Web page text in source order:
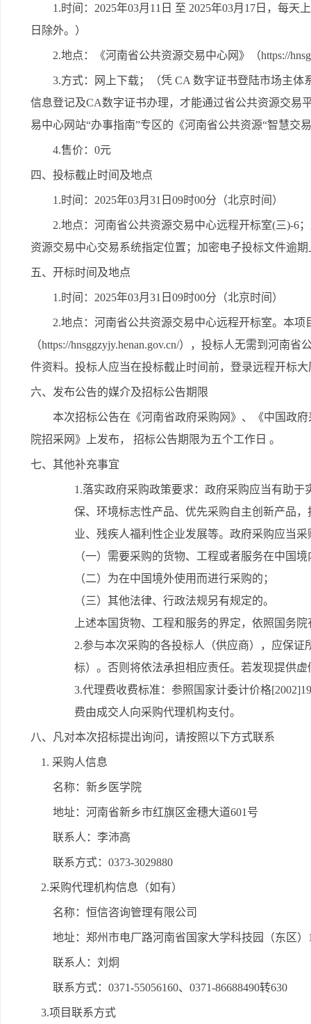
1.时间：2025年03月11日 至 2025年03月17日，每天
日除外。）
2.地点：《河南省公共资源交易中心网》（https://
3.方式：网上下载；（凭 CA 数字证书登陆市场主
信息登记及CA数字证书办理，才能通过省公共资源交易
易中心网站“办事指南”专区的《河南省公共资源“智慧交
4.售价：0元
四、投标截止时间及地点
1.时间：2025年03月31日09时00分（北京时间）
2.地点：河南省公共资源交易中心远程开标室(三)-6
资源交易中心交易系统指定位置；加密电子投标文件逾
五、开标时间及地点
1.时间：2025年03月31日09时00分（北京时间）
2.地点：河南省公共资源交易中心远程开标室。本
（https://hnsggzyjy.henan.gov.cn/），投标人无需到河南
件资料。投标人应当在投标截止时间前，登录远程开标
六、发布公告的媒介及招标公告期限
本次招标公告在《河南省政府采购网》、《中国政
院招采网》上发布， 招标公告期限为五个工作日 。
七、其他补充事宜
1.落实政府采购政策要求：政府采购应当有助
保、环境标志性产品、优先采购自主创新产品
业、残疾人福利性企业发展等。政府采购应当
（一）需要采购的货物、工程或者服务在中国
（二）为在中国境外使用而进行采购的；
（三）其他法律、行政法规另有规定的。
上述本国货物、工程和服务的界定，依照国务
2.参与本次采购的各投标人（供应商），应保
标）。否则将依法承担相应责任。若发现提供
3.代理费收费标准：参照国家计委计价格
费由成交人向采购代理机构支付。
八、凡对本次招标提出询问，请按照以下方式联系
1. 采购人信息
名称：新乡医学院
地址：河南省新乡市红旗区金穗大道601号
联系人：李沛高
联系方式：0373-3029880
2.采购代理机构信息（如有）
名称：恒信咨询管理有限公司
地址：郑州市电厂路河南省国家大学科技园（东区）
联系人：刘炯
联系方式：0371-55056160、0371-86688490转630
3.项目联系方式